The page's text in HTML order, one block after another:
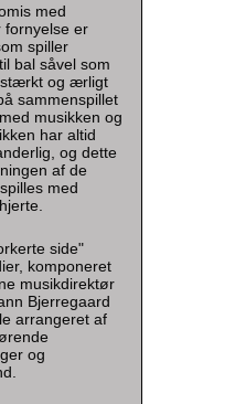
med
fornyelse er
spiller
bal såvel som
stærkt og ærligt
sammenspillet
musikken og
har altid
og dette
af de
med
side"
komponeret
musikdirektør
Bjerregaard
arrangeret af
og